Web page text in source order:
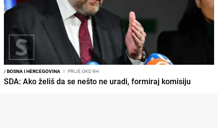
/BOSNA I HERCEGOVINA I PRIJE OKO 9H
SDA: Ako želiš da se nešto ne uradi, formiraj komisiju